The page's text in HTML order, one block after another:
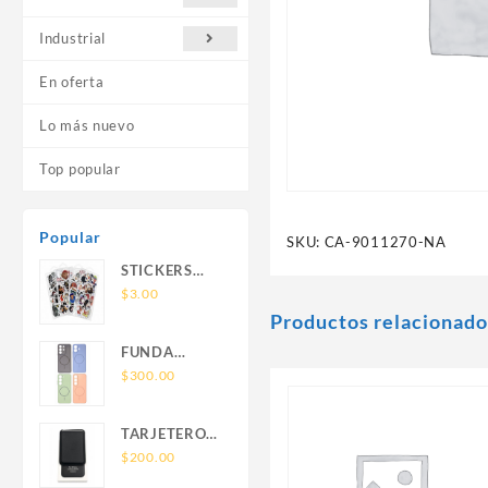
Industrial
En oferta
Lo más nuevo
Top popular
Popular
STICKERS
UNIVERSALES
$3.00
FUNDA
NOVA SAM
SIN SOPORTE
MAGNETICO
$300.00
TARJETERO
SIN SOPORTE
$200.00
SKU: CA-9011270-NA
Productos